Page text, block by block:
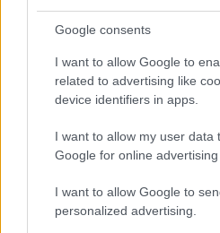
Google consents
I want to allow Google to
related to advertising like
device identifiers in apps.
I want to allow my user data
Google for online advertising
I want to allow Google to
personalized advertising.